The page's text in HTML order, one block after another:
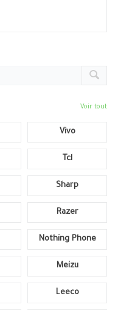
Voir tout
Vivo
Tcl
Sharp
Razer
Nothing Phone
Meizu
Leeco